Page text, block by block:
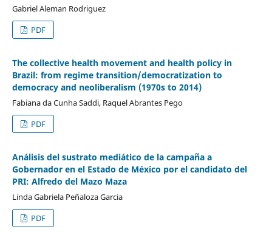
Gabriel Aleman Rodriguez
PDF
The collective health movement and health policy in
Brazil: from regime transition/democratization to
democracy and neoliberalism (1970s to 2014)
Fabiana da Cunha Saddi, Raquel Abrantes Pego
PDF
Análisis del sustrato mediático de la campaña a
Gobernador en el Estado de México por el candidato del
PRI: Alfredo del Mazo Maza
Linda Gabriela Peñaloza Garcia
PDF